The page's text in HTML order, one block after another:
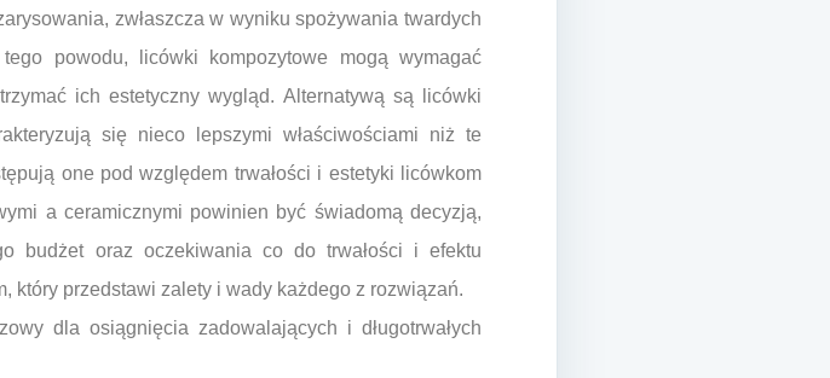
zwłaszcza w wyniku spożywania twardych
powodu, licówki kompozytowe mogą wymagać
ich estetyczny wygląd. Alternatywą są licówki
się nieco lepszymi właściwościami niż te
one pod względem trwałości i estetyki licówkom
a ceramicznymi powinien być świadomą decyzją,
budżet oraz oczekiwania co do trwałości i efektu
który przedstawi zalety i wady każdego z rozwiązań.
dla osiągnięcia zadowalających i długotrwałych